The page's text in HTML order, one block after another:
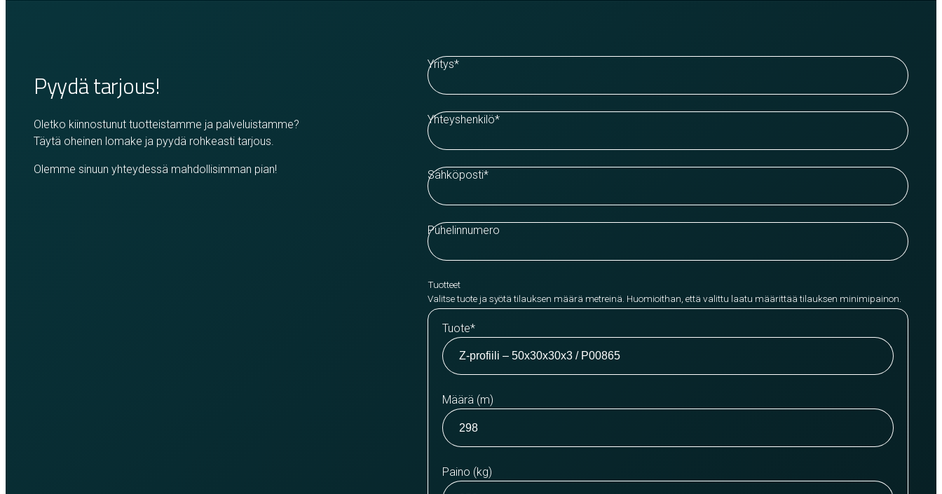
Pyydä tarjous!
Oletko kiinnostunut tuotteistamme ja palveluistamme?
Täytä oheinen lomake ja pyydä rohkeasti tarjous.
Olemme sinuun yhteydessä mahdollisimman pian!
Yritys*
Yhteyshenkilö*
Sähköposti*
Puhelinnumero
Tuotteet
Valitse tuote ja syötä tilauksen määrä metreinä. Huomioithan, että valittu laatu määrittää tilauksen minimipainon.
Tuote*
Määrä (m)
Paino (kg)